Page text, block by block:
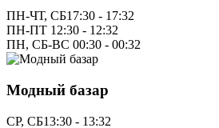
ПН-ЧТ, СБ17:30 - 17:32
ПН-ПТ 12:30 - 12:32
ПН, СБ-ВС 00:30 - 00:32
Модный базар
СР, СБ13:30 - 13:32